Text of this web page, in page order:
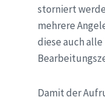
storniert
mehrere
diese auch
Damit der